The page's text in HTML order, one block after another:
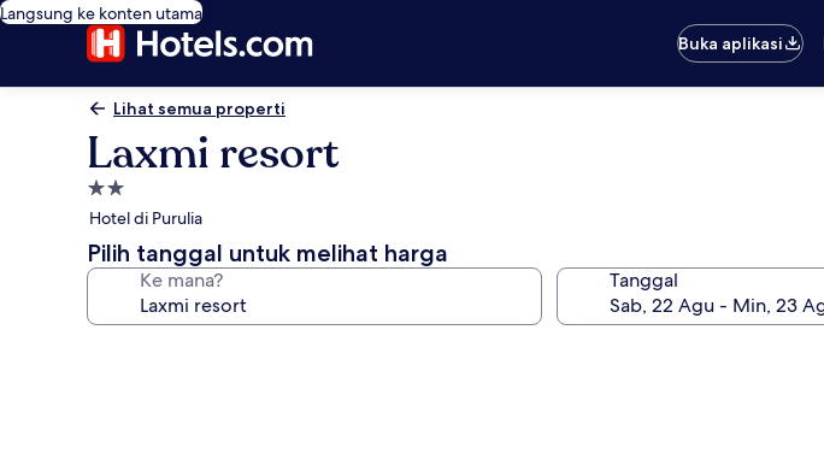
Langsung ke konten utama
Buka aplikasi
Lihat semua properti
Laxmi resort
Properti
bintang
2.0
Hotel di Purulia
Pilih tanggal untuk melihat harga
Ke mana? Tanggal